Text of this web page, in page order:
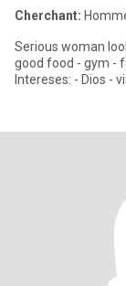
Cherchant:
Serious woman
good food - gym - family Mujer sería buscando un buen hombre
Intereses: - Dios -